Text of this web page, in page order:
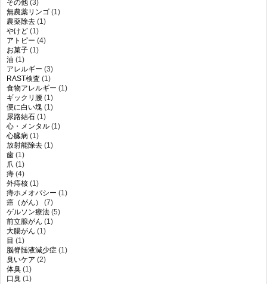
その他 (3)
無農薬リンゴ (1)
農薬除去 (1)
やけど (1)
アトピー (4)
お菓子 (1)
油 (1)
アレルギー (3)
RAST検査 (1)
食物アレルギー (1)
ギックリ腰 (1)
便に白い塊 (1)
尿路結石 (1)
心・メンタル (1)
心臓病 (1)
放射能除去 (1)
歯 (1)
爪 (1)
痔 (4)
外痔核 (1)
痔ホメオパシー (1)
癌（がん）
(7)
ゲルソン療法 (5)
前立腺がん (1)
大腸がん (1)
目 (1)
脳脊髄液減少症 (1)
臭いケア (2)
体臭 (1)
口臭 (1)